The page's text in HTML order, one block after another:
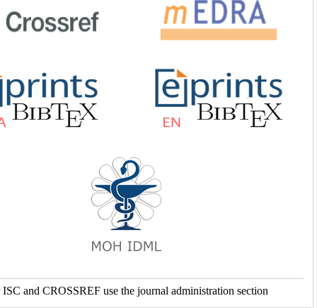
For ISC and CROSSREF use the journal administration